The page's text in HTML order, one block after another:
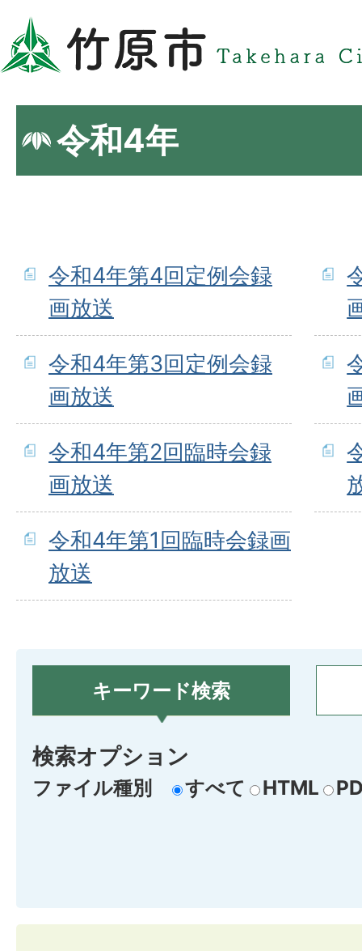
令和4年
令和4年第4回定例会録
画放送
令和4年第3回定例会録
画放送
令和4年第2回臨時会録
画放送
令和4年第1回臨時会録画
放送
キーワード検索
検索オプション
ファイル種別 すべて HTML